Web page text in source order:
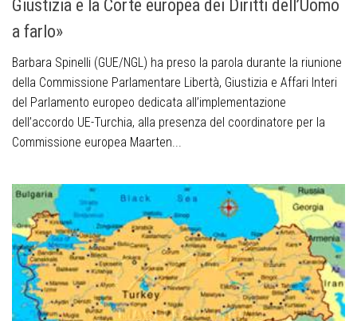
Giustizia e la Corte europea dei Diritti dell’Uomo
a farlo»
Barbara Spinelli (GUE/NGL) ha preso la parola durante la riunione
della Commissione Parlamentare Libertà, Giustizia e Affari Interi
del Parlamento europeo dedicata all’implementazione
dell’accordo UE-Turchia, alla presenza del coordinatore per la
Commissione europea Maarten...